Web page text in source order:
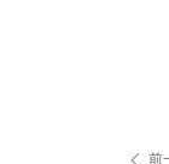
ꄴ 前